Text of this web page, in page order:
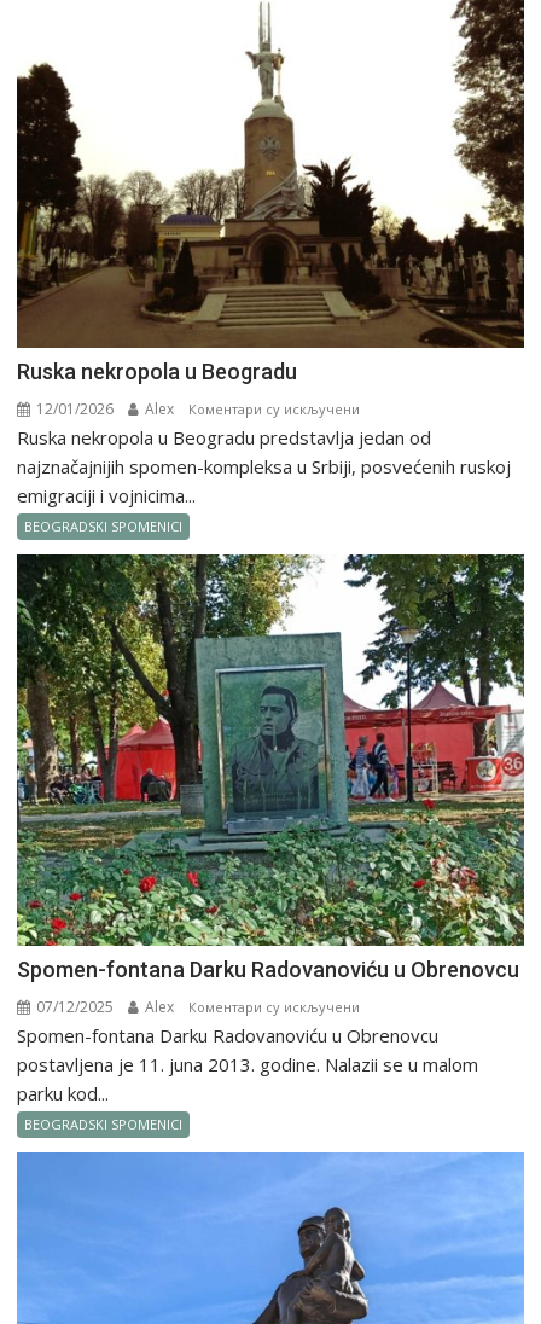
Ruska nekropola u Beogradu
12/01/2026 Alex Коментари су искључени
Ruska
nekropola
Ruska nekropola u Beogradu predstavlja jedan od
najznačajnijih spomen-kompleksa u Srbiji, posvećenih ruskoj
emigraciji i vojnicima...
BEOGRADSKI SPOMENICI
Spomen-fontana Darku Radovanoviću u Obrenovcu
07/12/2025 Alex Коментари су искључени
Spomen-
fontana Darku
Spomen-fontana Darku Radovanoviću u Obrenovcu
postavljena je 11. juna 2013. godine. Nalazii se u malom
parku kod...
BEOGRADSKI SPOMENICI